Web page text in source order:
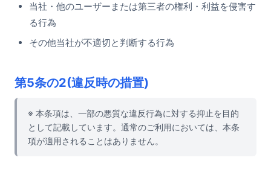
当社・他のユーザーまたは第三者の権利・利益を侵害す
る行為
その他当社が不適切と判断する行為
第5条の2(違反時の措置)
※ 本条項は、一部の悪質な違反行為に対する抑止を目的
として記載しています。通常のご利用においては、本条
項が適用されることはありません。